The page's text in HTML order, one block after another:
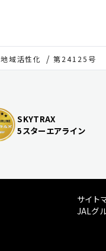
地域活性化 第24125号
SKYTRAX
5スターエアライン
サイト
JALグ